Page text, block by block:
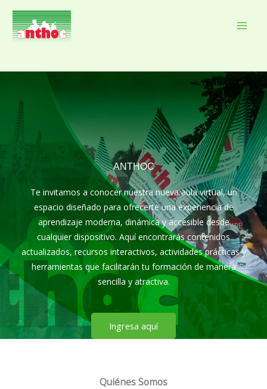
contenido
ANTHOC
Te invitamos a conocer nuestra nueva aula virtual, un
espacio diseñado para ofrecerte una experiencia de
aprendizaje moderna, dinámica y accesible desde
cualquier dispositivo. Aquí encontrarás contenidos
actualizados, recursos interactivos, actividades prácticas y
herramientas que facilitarán tu formación de manera
sencilla y atractiva.
Ingresa aquí
Quiénes Somos